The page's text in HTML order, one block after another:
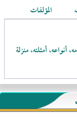
المؤلفات
أنواعه، أمثلته، منزلة
رضي الله عنهم